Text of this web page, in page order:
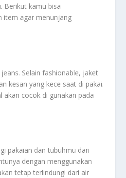
Berikut kamu bisa
item agar menunjang
Selain fashionable, jaket
kesan yang kece saat di pakai.
akan cocok di gunakan pada
pakaian dan tubuhmu dari
dengan menggunakan
tetap terlindungi dari air